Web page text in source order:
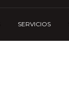
SERVICIOS